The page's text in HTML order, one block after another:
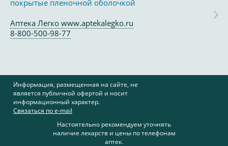
покрытые пленочной оболочкой
Аптека Легко www.aptekalegko.ru
8-800-500-98-77
Информация, размещенная на сайте, не
является публичной офертой и носит
информационный характер.
Связаться по e-mail
Настоятельно рекомендуем уточнять
наличие лекарств и цены по телефонам
аптек.